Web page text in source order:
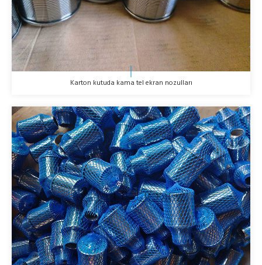
Karton kutuda kama tel ekran nozulları